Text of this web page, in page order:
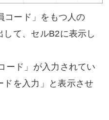
コード」をもつ人の
して、セルB2に表示し
ード」が入力されてい
ドを入力」と表示させ